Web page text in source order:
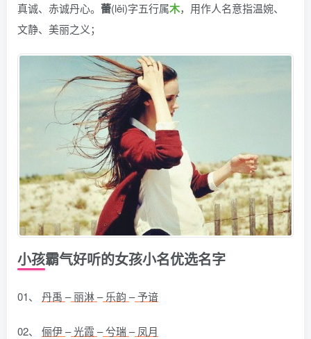
真诚、赤诚丹心。 蕾(lěi)字五行属木，用作人名意指温婉、
文静、美丽之义；
小孩霸气好听的女孩小名优选名字
01、 丹禹 –丽淋–乐韵 –予谙
02、 俪伊–光霞 –兮瑞–凤月